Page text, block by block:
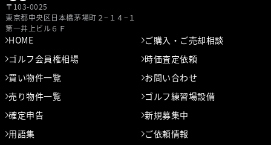
〒103-0025
東京都中央区⽇本橋茅場町２−１４−１
第⼀井上ビル６Ｆ
HOME
ご購入・ご売却相談
ゴルフ会員権相場
時価査定依頼
買い物件一覧
お問い合わせ
売り物件一覧
ゴルフ練習場設備
確定申告
新規募集中
用語集
ご依頼情報